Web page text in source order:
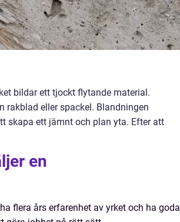
bildar ett tjockt flytande material.
rakblad eller spackel. Blandningen
skapa ett jämnt och plan yta. Efter att
en
flera års erfarenhet av yrket och ha goda